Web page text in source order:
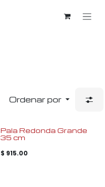
Ordenar por
Pala Redonda Grande
35 cm
$ 915.00